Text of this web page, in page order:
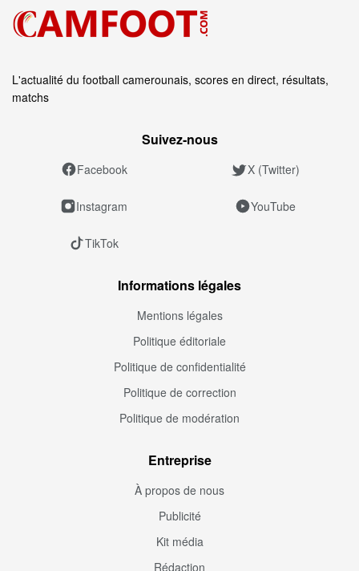
L'actualité du football camerounais, scores en direct, résultats,
matchs
Suivez‑nous
Facebook X (Twitter)
Instagram YouTube
TikTok
Informations légales
Mentions légales
Politique éditoriale
Politique de confidentialité
Politique de correction
Politique de modération
Entreprise
À propos de nous
Publicité
Kit média
Rédaction